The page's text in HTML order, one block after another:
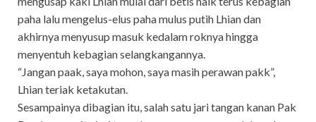
paha lalu mengelus-elus paha mulus putih Lhian dan
akhirnya menyusup masuk kedalam roknya hingga
menyentuh kebagian selangkangannya.
“Jangan paak, saya mohon, saya masih perawan pakk”,
Lhian teriak ketakutan.
Sesampainya dibagian itu, salah satu jari tangan kanan Pak